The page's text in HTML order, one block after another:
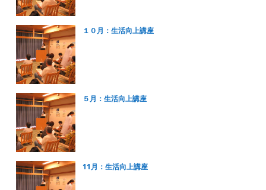
１０月：生活向上講座
５月：生活向上講座
11月：生活向上講座